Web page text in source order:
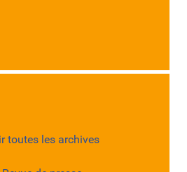
toutes les archives